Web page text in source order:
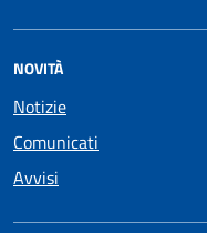
NOVITÀ
Notizie
Comunicati
Avvisi